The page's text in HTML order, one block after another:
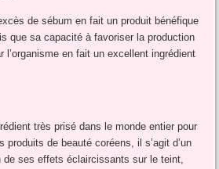
de sébum en fait un produit bénéfique
que sa capacité à favoriser la production
l’organisme en fait un excellent ingrédient
très prisé dans le monde entier pour
de beauté coréens, il s’agit d’un
de ses effets éclaircissants sur le teint,